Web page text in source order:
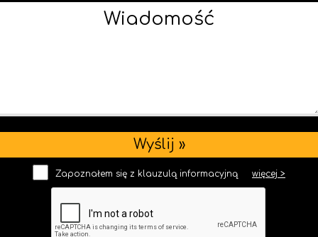
Zapoznałem się z klauzulą informacyjną więcej >